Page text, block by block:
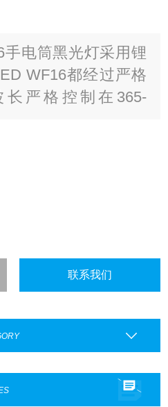
手电筒黑光灯采用锂
WF16都经过严格
严格控制在365-
50000小时。
联系我们